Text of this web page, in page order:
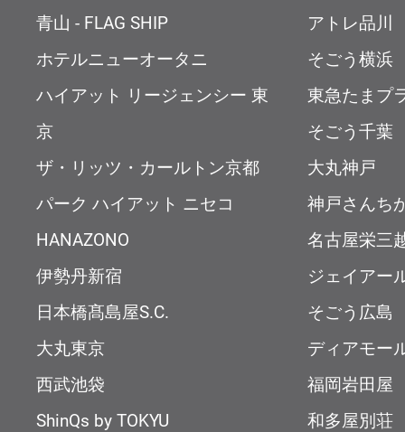
青山 - FLAG SHIP
ホテルニューオータニ
ハイアット リージェンシー 東
京
ザ・リッツ・カールトン京都
パーク ハイアット ニセコ
HANAZONO
伊勢丹新宿
日本橋髙島屋S.C.
大丸東京
西武池袋
ShinQs by TOKYU
アトレ品川
そごう横浜
東急たまプ
そごう千葉
大丸神戸
神戸さんち
名古屋栄三
ジェイアー
そごう広島
ディアモー
福岡岩田屋
和多屋別荘